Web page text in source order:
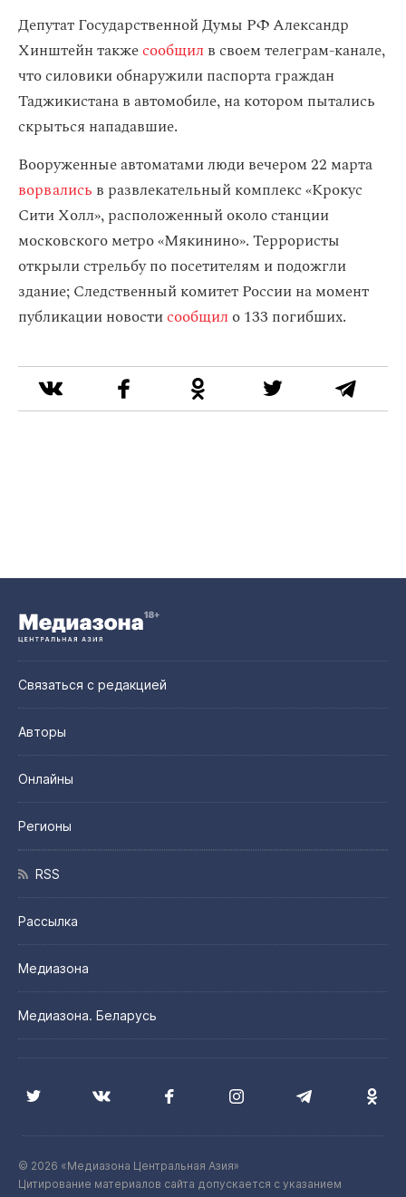
Депутат Государственной Думы РФ Александр
Хинштейн такжесообщил в своем телеграм-канале,
что силовики обнаружили паспорта граждан
Таджикистана в автомобиле, на котором пытались
скрыться нападавшие.
Вооруженные автоматами люди вечером 22 марта
ворвались в развлекательный комплекс «Крокус
Сити Холл», расположенный около станции
московского метро «Мякинино». Террористы
открыли стрельбу по посетителям и подожгли
здание; Следственный комитет России на момент
публикации новостисообщил о 133 погибших.
Связаться с редакцией
Авторы
Онлайны
Регионы
RSS
Рассылка
Медиазона
Медиазона. Беларусь
© 2026 «Медиазона Центральная Азия»
Цитирование материалов сайта допускается с указанием